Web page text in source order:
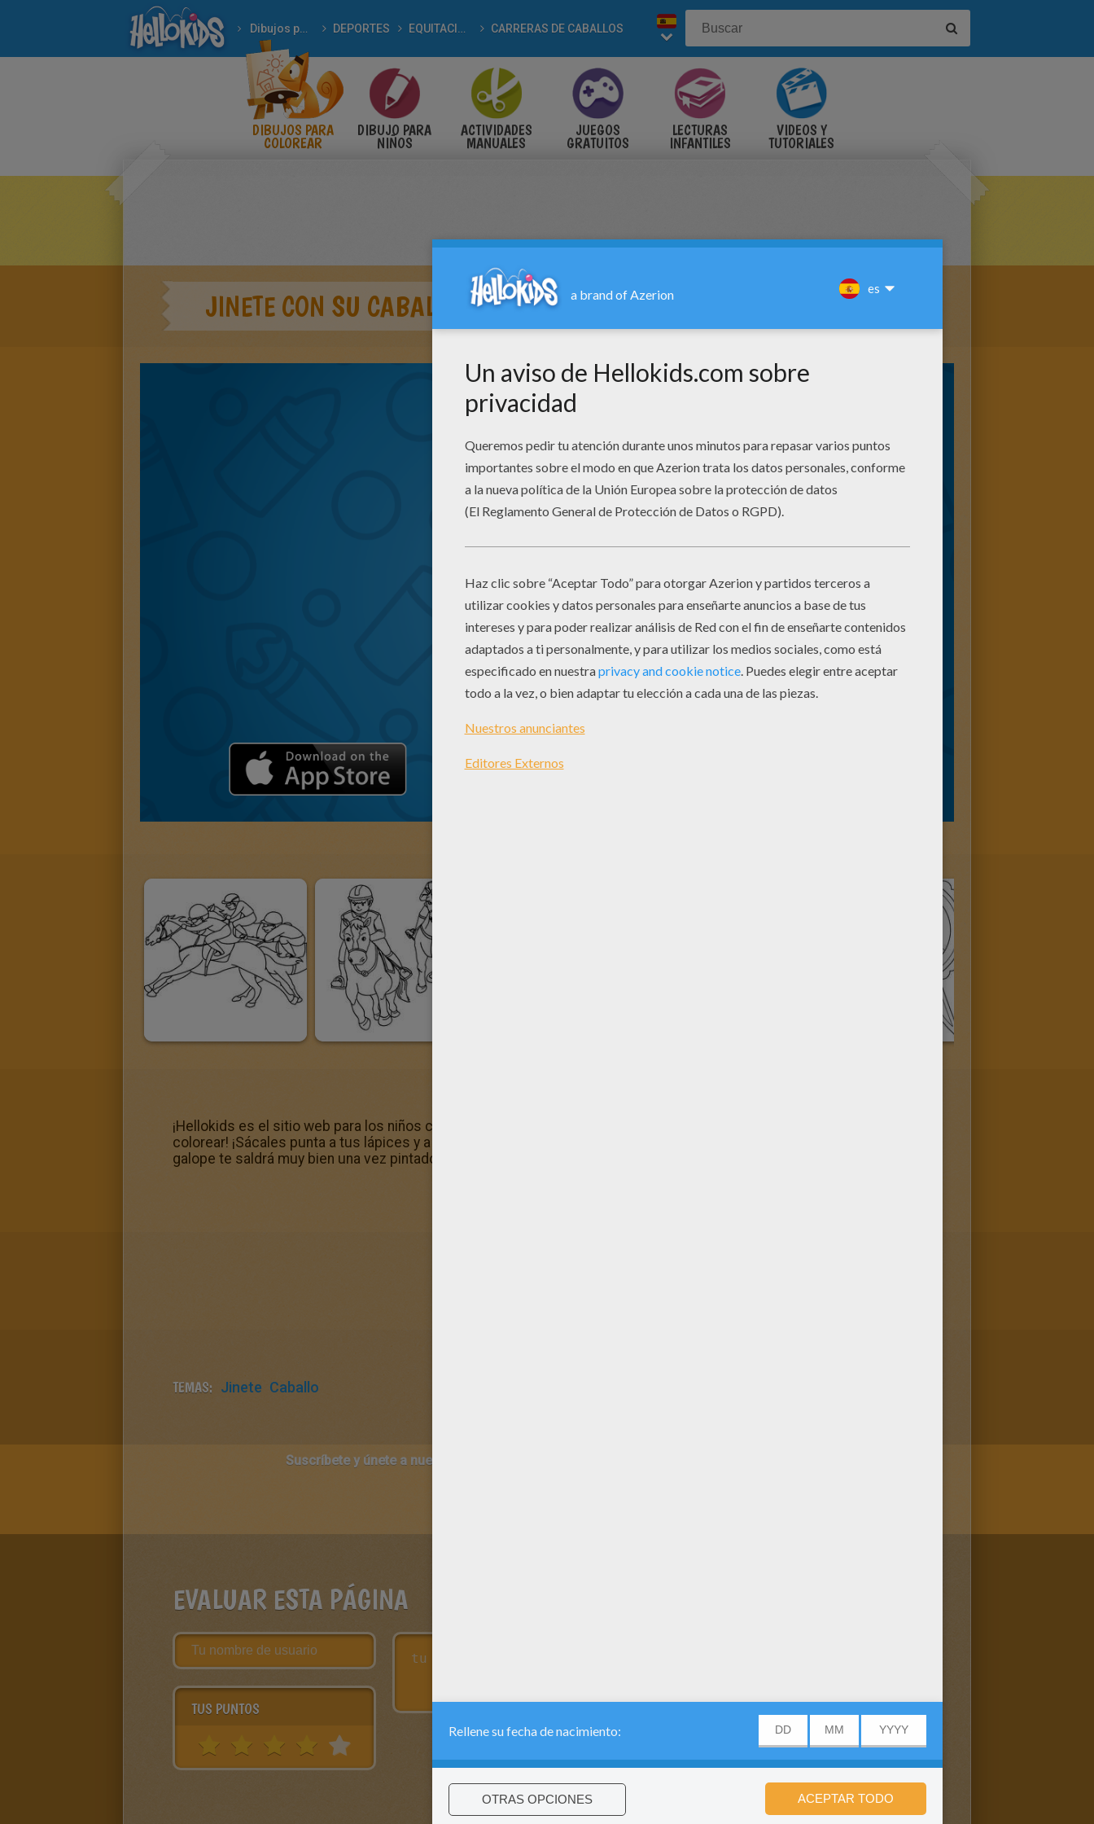
Dibujos para Colorear DEPORTES EQUITACION CARRERAS DE CABALLOS
DIBUJOS PARA
COLOREAR
DIBUJO PARA
NIÑOS
ACTIVIDADES
MANUALES
JUEGOS
GRATUITOS
LECTURAS
INFANTILES
VIDEOS Y
TUTORIALES
JINETE CON SU CABALLO AL GALOPE
¡Hellokids es el sitio web para los niños creativos a quienes les gusta los Dibujos de CARRERAS DE CABALLOS para
colorear! ¡Sácales punta a tus lápices y a pintar! Amarillo, rojo, azul, verde..., este dibujo de jinete con su caballo al
galope te saldrá muy bien una vez pintado.
TEMAS: Jinete Caballo
Suscríbete y únete a nuestro canal de vídeos para niños en Youtube:
EVALUAR ESTA PÁGINA
TUS PUNTOS